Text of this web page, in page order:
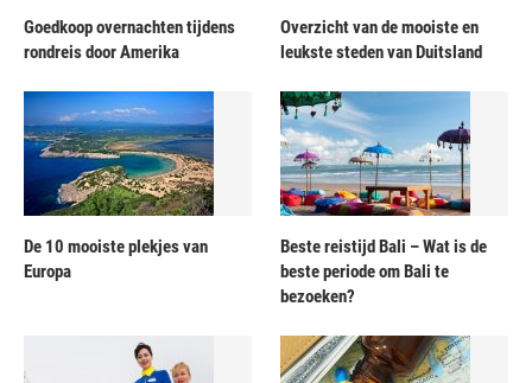
Goedkoop overnachten tijdens
rondreis door Amerika
Overzicht van de mooiste en
leukste steden van Duitsland
De 10 mooiste plekjes van
Europa
Beste reistijd Bali – Wat is de
beste periode om Bali te
bezoeken?